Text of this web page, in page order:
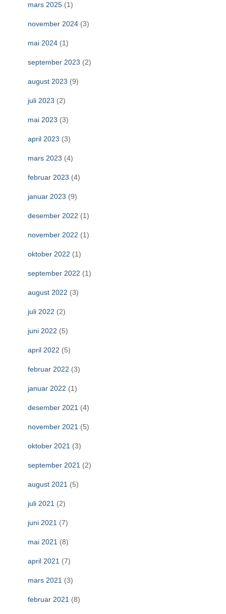
mars 2025 (1)
november 2024 (3)
mai 2024 (1)
september 2023 (2)
august 2023 (9)
juli 2023 (2)
mai 2023 (3)
april 2023 (3)
mars 2023 (4)
februar 2023 (4)
januar 2023 (9)
desember 2022 (1)
november 2022 (1)
oktober 2022 (1)
september 2022 (1)
august 2022 (3)
juli 2022 (2)
juni 2022 (5)
april 2022 (5)
februar 2022 (3)
januar 2022 (1)
desember 2021 (4)
november 2021 (5)
oktober 2021 (3)
september 2021 (2)
august 2021 (5)
juli 2021 (2)
juni 2021 (7)
mai 2021 (8)
april 2021 (7)
mars 2021 (3)
februar 2021 (8)